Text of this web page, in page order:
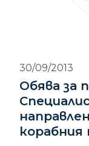
30/09/2013
Обява за
корабния